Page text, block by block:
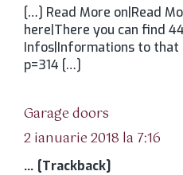
[…] Read More on|Read
here|There you can find
Infos|Informations to that
p=314 […]
Garage doors
2 ianuarie 2018 la 7:16
… [Trackback]